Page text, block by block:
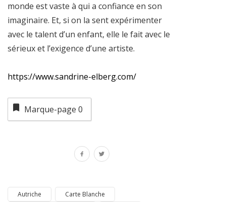
monde est vaste à qui a confiance en son
imaginaire. Et, si on la sent expérimenter
avec le talent d’un enfant, elle le fait avec le
sérieux et l’exigence d’une artiste.
https://www.sandrine-elberg.com/
Marque-page 0
Autriche
Carte Blanche